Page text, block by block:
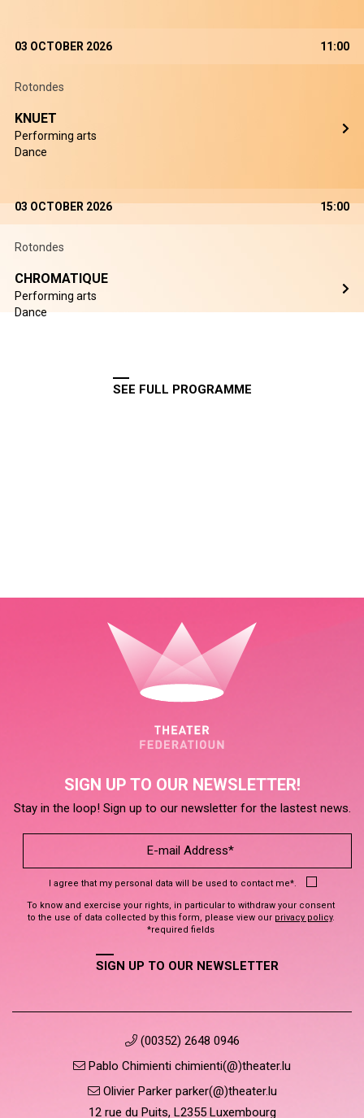
03 OCTOBER 2026 11:00
Rotondes
KNUET
Performing arts
Dance
03 OCTOBER 2026 15:00
Rotondes
CHROMATIQUE
Performing arts
Dance
SEE FULL PROGRAMME
SIGN UP TO OUR NEWSLETTER!
Stay in the loop! Sign up to our newsletter for the lastest news.
I agree that my personal data will be used to contact me*.
To know and exercise your rights, in particular to withdraw your consent
to the use of data collected by this form, please view our privacy policy.
*required fields
SIGN UP TO OUR NEWSLETTER
(00352) 2648 0946
Pablo Chimienti chimienti(@)theater.lu
Olivier Parker parker(@)theater.lu
12 rue du Puits, L2355 Luxembourg